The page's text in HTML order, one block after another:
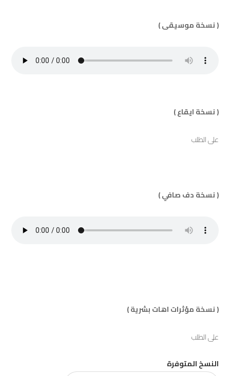
( نسخة موسيقى )
( نسخة ايقاع )
على الطلب
( نسخة دف صافي )
( نسخة مؤثرات اهات بشرية )
على الطلب
النسخ المتوفرة